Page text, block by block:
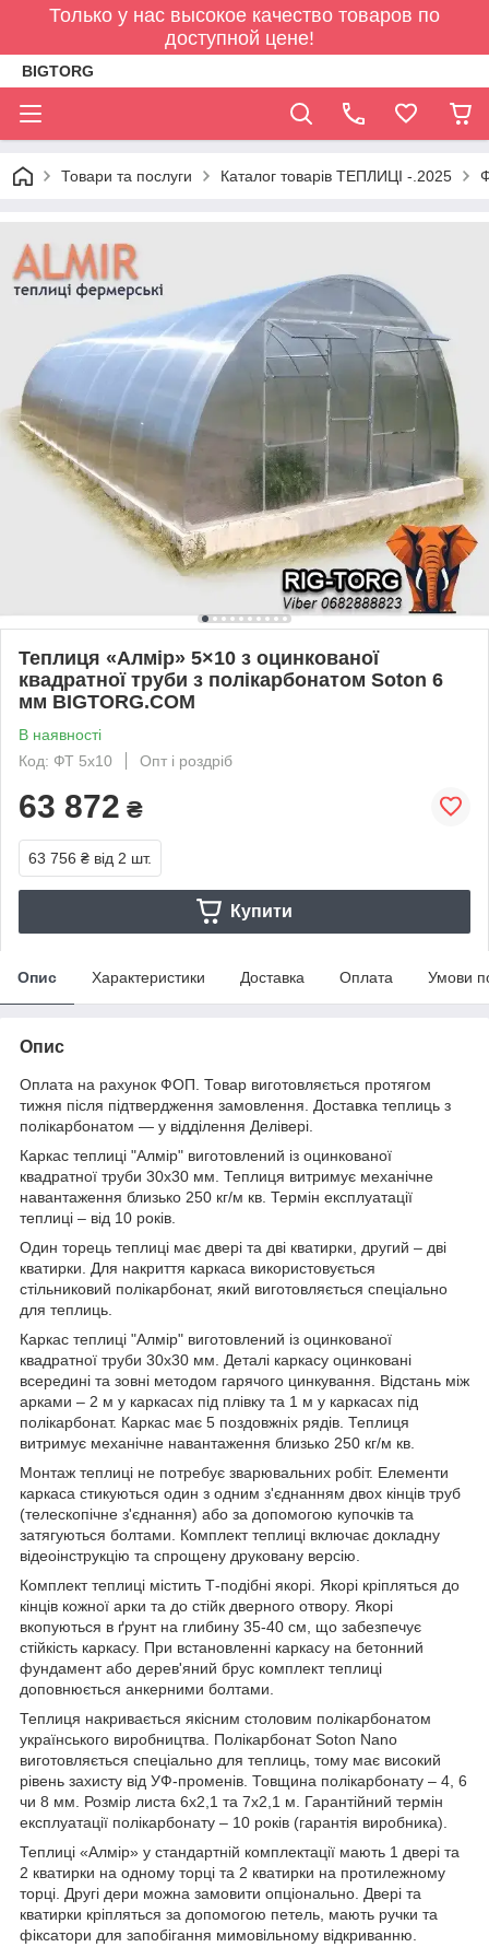
Только у нас высокое качество товаров по
доступной цене!
BIGTORG
Товари та послуги Каталог товарів ТЕПЛИЦІ -.2025
Теплиця «Алмір» 5×10 з оцинкованої
квадратної труби з полікарбонатом Soton 6
мм BIGTORG.COM
В наявності
Код: ФТ 5x10
Опт і роздріб
63 872 ₴
63 756 ₴ від 2 шт.
Купити
Опис Характеристики Доставка Оплата Умови
Опис
Оплата на рахунок ФОП. Товар виготовляється протягом
тижня після підтвердження замовлення. Доставка теплиць з
полікарбонатом — у відділення Делівері.
Каркас теплиці "Алмір" виготовлений із оцинкованої
квадратної труби 30х30 мм. Теплиця витримує механічне
навантаження близько 250 кг/м кв. Термін експлуатації
теплиці – від 10 років.
Один торець теплиці має двері та дві кватирки, другий – дві
кватирки. Для накриття каркаса використовується
стільниковий полікарбонат, який виготовляється спеціально
для теплиць.
Каркас теплиці "Алмір" виготовлений із оцинкованої
квадратної труби 30х30 мм. Деталі каркасу оцинковані
всередині та зовні методом гарячого цинкування. Відстань між
арками – 2 м у каркасах під плівку та 1 м у каркасах під
полікарбонат. Каркас має 5 поздовжніх рядів. Теплиця
витримує механічне навантаження близько 250 кг/м кв.
Монтаж теплиці не потребує зварювальних робіт. Елементи
каркаса стикуються один з одним з'єднанням двох кінців труб
(телескопічне з'єднання) або за допомогою купочків та
затягуються болтами. Комплект теплиці включає докладну
відеоінструкцію та спрощену друковану версію.
Комплект теплиці містить Т-подібні якорі. Якорі кріпляться до
кінців кожної арки та до стійк дверного отвору. Якорі
вкопуються в ґрунт на глибину 35-40 см, що забезпечує
стійкість каркасу. При встановленні каркасу на бетонний
фундамент або дерев'яний брус комплект теплиці
доповнюється анкерними болтами.
Теплиця накривається якісним столовим полікарбонатом
українського виробництва. Полікарбонат Soton Nano
виготовляється спеціально для теплиць, тому має високий
рівень захисту від УФ-променів. Товщина полікарбонату – 4, 6
чи 8 мм. Розмір листа 6х2,1 та 7х2,1 м. Гарантійний термін
експлуатації полікарбонату – 10 років (гарантія виробника).
Теплиці «Алмір» у стандартній комплектації мають 1 двері та
2 кватирки на одному торці та 2 кватирки на протилежному
торці. Другі дери можна замовити опціонально. Двері та
кватирки кріпляться за допомогою петель, мають ручки та
фіксатори для запобігання мимовільному відкриванню.